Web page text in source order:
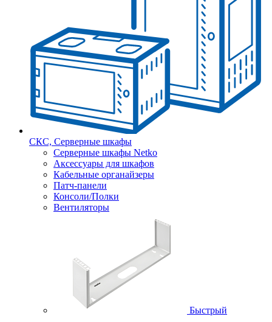
СКС, Серверные шкафы
Серверные шкафы Netko
Аксессуары для шкафов
Кабельные органайзеры
Патч-панели
Консоли/Полки
Вентиляторы
Быстрый